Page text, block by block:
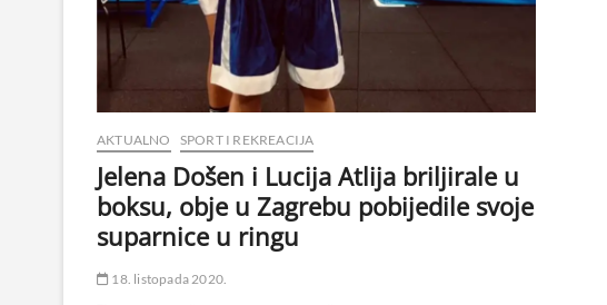
AKTUALNO SPORT I REKREACIJA
Jelena Došen i Lucija Atlija briljirale u
boksu, obje u Zagrebu pobijedile svoje
suparnice u ringu
18. listopada 2020.